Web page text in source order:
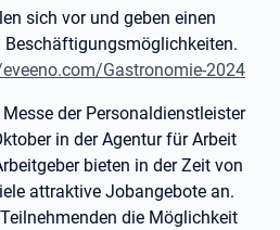
sich vor und geben einen
Gastronomie-2024
Messe der Personaldienstleister
in der Agentur für Arbeit
bieten in der Zeit von
attraktive Jobangebote an.
die Möglichkeit